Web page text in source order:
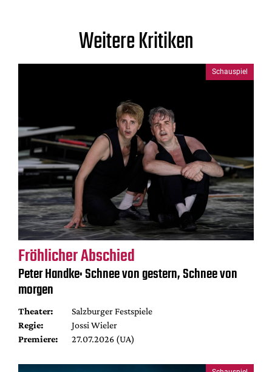
Weitere Kritiken
Schauspiel
Fröhlicher Abschied
Peter Handke: Schnee von gestern, Schnee von
morgen
Theater:
Salzburger Festspiele
Regie:
Jossi Wieler
Premiere:
27.07.2026 (UA)